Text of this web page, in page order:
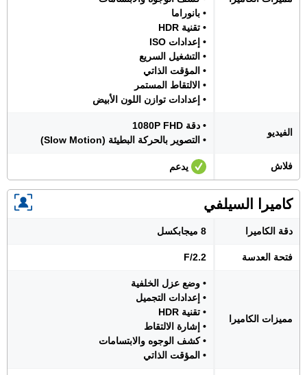
• بانوراما
• تقنية HDR
• إعدادات ISO
• التشغيل السريع
• المؤقت الذاتي
• الالتقاط المستمر
• إعدادات توازن اللون الأبيض
الفيديو
• دقة 1080P FHD
• التصوير بالحركة البطيئة (Slow Motion)
فلاش يدعم
كاميرا السيلفي
دقة الكاميرا 8 ميجابكسل
فتحة العدسة F/2.2
مميزات الكاميرا
• وضع عزل الخلفية
• إعدادات التجميل
• تقنية HDR
• إشارة الالتقاط
• كشف الوجوه والابتسامات
• المؤقت الذاتي